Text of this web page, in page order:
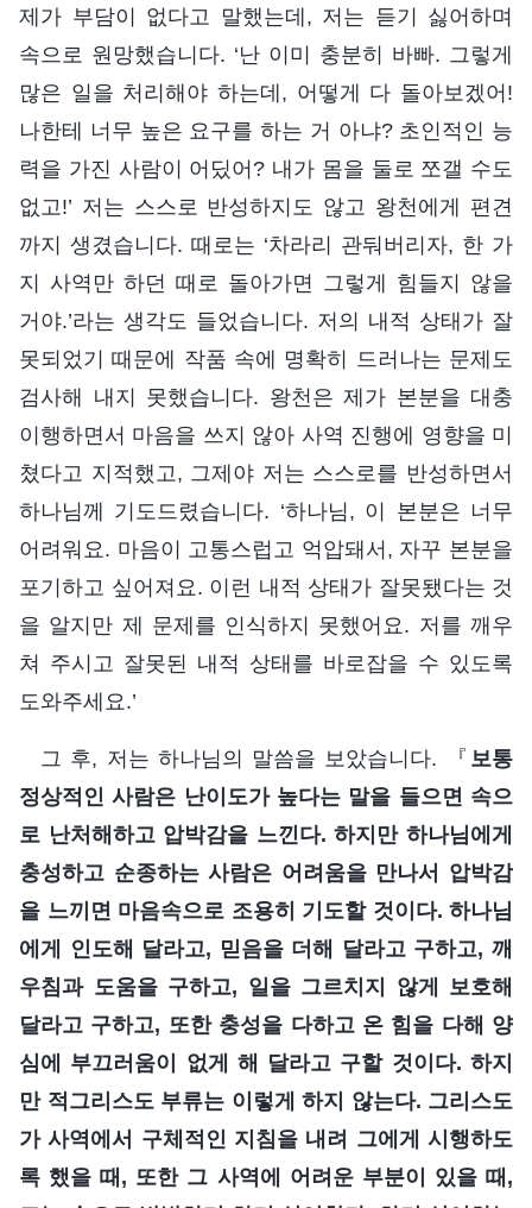
제가 부담이 없다고 말했는데, 저는 듣기 싫어하며
속으로 원망했습니다. ‘난 이미 충분히 바빠. 그렇게
많은 일을 처리해야 하는데, 어떻게 다 돌아보겠어!
나한테 너무 높은 요구를 하는 거 아냐? 초인적인 능
력을 가진 사람이 어딨어? 내가 몸을 둘로 쪼갤 수도
없고!’ 저는 스스로 반성하지도 않고 왕천에게 편견
까지 생겼습니다. 때로는 ‘차라리 관둬버리자, 한 가
지 사역만 하던 때로 돌아가면 그렇게 힘들지 않을
거야.’라는 생각도 들었습니다. 저의 내적 상태가 잘
못되었기 때문에 작품 속에 명확히 드러나는 문제도
검사해 내지 못했습니다. 왕천은 제가 본분을 대충
이행하면서 마음을 쓰지 않아 사역 진행에 영향을 미
쳤다고 지적했고, 그제야 저는 스스로를 반성하면서
하나님께 기도드렸습니다. ‘하나님, 이 본분은 너무
어려워요. 마음이 고통스럽고 억압돼서, 자꾸 본분을
포기하고 싶어져요. 이런 내적 상태가 잘못됐다는 것
을 알지만 제 문제를 인식하지 못했어요. 저를 깨우
쳐 주시고 잘못된 내적 상태를 바로잡을 수 있도록
도와주세요.’
그 후, 저는 하나님의 말씀을 보았습니다. 『 보통
정상적인 사람은 난이도가 높다는 말을 들으면 속으
로 난처해하고 압박감을 느낀다. 하지만 하나님에게
충성하고 순종하는 사람은 어려움을 만나서 압박감
을 느끼면 마음속으로 조용히 기도할 것이다. 하나님
에게 인도해 달라고, 믿음을 더해 달라고 구하고, 깨
우침과 도움을 구하고, 일을 그르치지 않게 보호해
달라고 구하고, 또한 충성을 다하고 온 힘을 다해 양
심에 부끄러움이 없게 해 달라고 구할 것이다. 하지
만 적그리스도 부류는 이렇게 하지 않는다. 그리스도
가 사역에서 구체적인 지침을 내려 그에게 시행하도
록 했을 때, 또한 그 사역에 어려운 부분이 있을 때,